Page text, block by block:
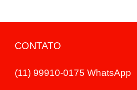
CONTATO
(11) 99910-0175 WhatsApp